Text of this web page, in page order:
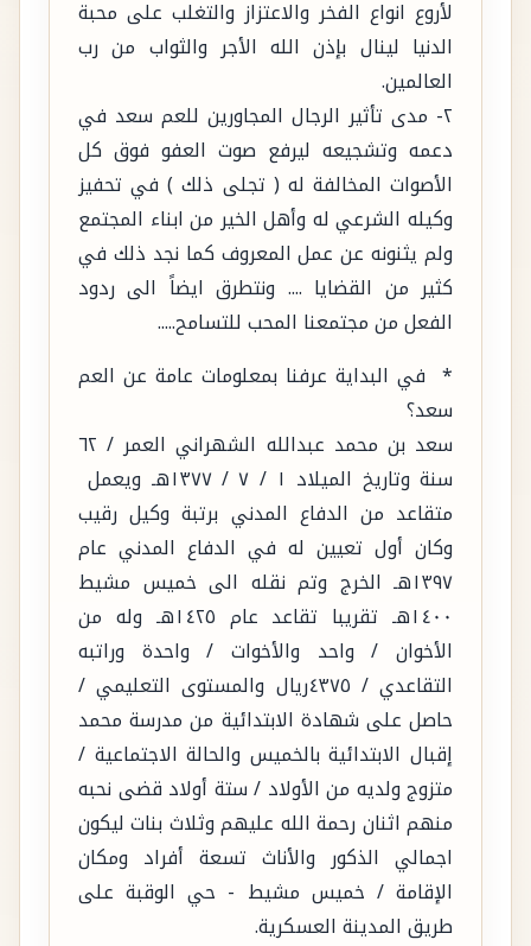
لأروع انواع الفخر والاعتزاز والتغلب على محبة
الدنيا لينال بإذن الله الأجر والثواب من رب
العالمين.
٢- مدى تأثير الرجال المجاورين للعم سعد في
دعمه وتشجيعه ليرفع صوت العفو فوق كل
الأصوات المخالفة له ( تجلى ذلك ) في تحفيز
وكيله الشرعي له وأهل الخير من ابناء المجتمع
ولم يثنونه عن عمل المعروف كما نجد ذلك في
كثير من القضايا .... ونتطرق ايضاً الى ردود
الفعل من مجتمعنا المحب للتسامح.....
* في البداية عرفنا بمعلومات عامة عن العم
سعد؟
سعد بن محمد عبدالله الشهراني العمر / ٦٢
سنة وتاريخ الميلاد ١ / ٧ / ١٣٧٧هـ ويعمل
متقاعد من الدفاع المدني برتبة وكيل رقيب
وكان أول تعيين له في الدفاع المدني عام
١٣٩٧هـ الخرج وتم نقله الى خميس مشيط
١٤٠٠هـ تقريبا تقاعد عام ١٤٢٥هـ وله من
الأخوان / واحد والأخوات / واحدة وراتبه
التقاعدي / ٤٣٧٥ريال والمستوى التعليمي /
حاصل على شهادة الابتدائية من مدرسة محمد
إقبال الابتدائية بالخميس والحالة الاجتماعية /
متزوج ولديه من الأولاد / ستة أولاد قضى نحبه
منهم اثنان رحمة الله عليهم وثلاث بنات ليكون
اجمالي الذكور والأناث تسعة أفراد ومكان
الإقامة / خميس مشيط - حي الوقبة على
طريق المدينة العسكرية.